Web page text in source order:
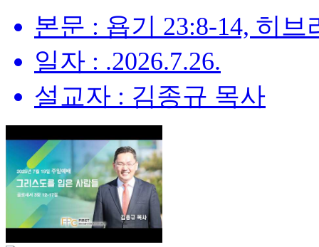
본문 : 욥기 23:8-14, 히브
일자 : .2026.7.26.
설교자 : 김종규 목사